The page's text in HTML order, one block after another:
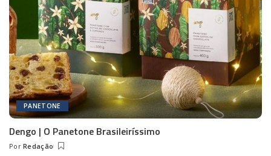
PANETONE
Dengo | O Panetone Brasileiríssimo
Posted
Por Redação